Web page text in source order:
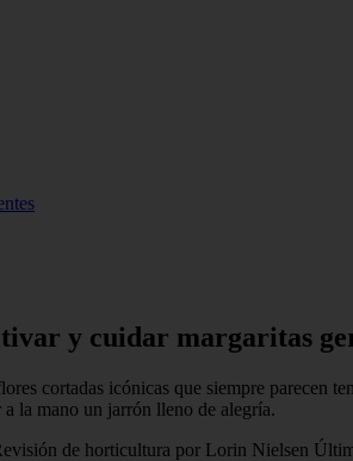
y cuidar margaritas
cortadas icónicas que siempre parecen
a la mano un jarrón lleno de alegría.
de horticultura por Lorin Nielsen